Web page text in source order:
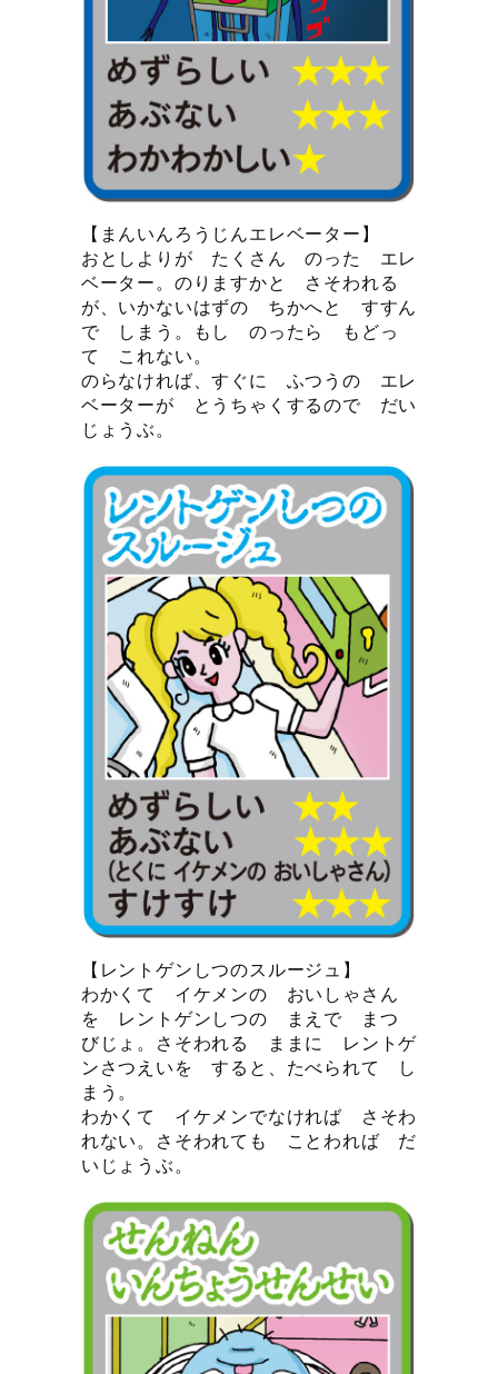
【まんいんろうじんエレベーター】
おとしよりが たくさん のった エレ
ベーター。のりますかと さそわれる
が、いかないはずの ちかへと すすん
で しまう。もし のったら もどっ
て これない。
のらなければ、すぐに ふつうの エレ
ベーターが とうちゃくするので だい
じょうぶ。
【レントゲンしつのスルージュ】
わかくて イケメンの おいしゃさん
を レントゲンしつの まえで まつ
びじょ。さそわれる ままに レントゲ
ンさつえいを すると、たべられて し
まう。
わかくて イケメンでなければ さそわ
れない。さそわれても ことわれば だ
いじょうぶ。